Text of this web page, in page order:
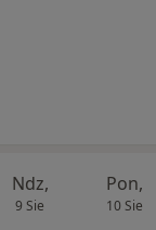
Ndz,
9 Sie
Pon,
10 Sie